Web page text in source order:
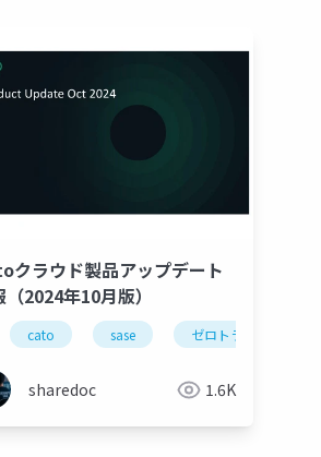
クラウド製品アップデート
2024年10月版）
cato sase ゼロトラスト
sharedoc 1.6K